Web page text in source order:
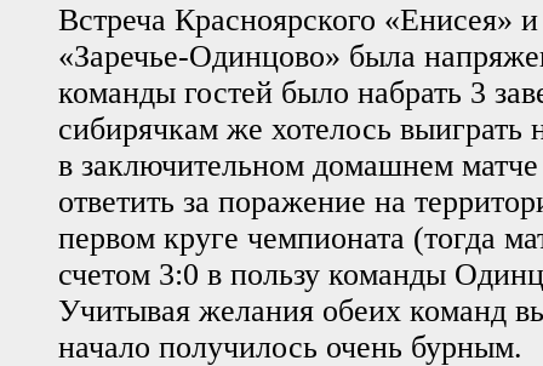
Встреча Красноярского «Енисея»
«Заречье-Одинцово» была
команды гостей было набрать 3
сибирячкам же хотелось выиграть
в заключительном домашнем матче
ответить за поражение на
первом круге чемпионата (тогда
счетом 3:0 в пользу команды
Учитывая желания обеих команд
начало получилось очень бурным.